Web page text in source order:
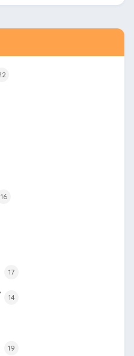
16
17
14
19